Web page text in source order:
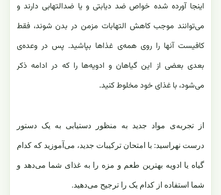
اینجا آورده شده خواص ضد دیابتی و یا ضدالتهابی دارند و
می‌توانند موجب کاهش التهابات مزمن در بدن شوند، فقط
کافیست آنها را روی همه‌ی غذاها بپاشید. پس در وعده‌ی
بعدی بعضی از این گیاهان و ادویه‌ها را که در ادامه ذکر
می‌شود، با غذای خود مخلوط کنید.
از تجربه‌‌ی مواد جدید به منظور دستیابی به یک دستور
درست نهراسید: با امتحان ترکیبات جدید، می‌آموزید که کدام
گیاه یا ادویه بهترین طعم و مزه را به غذای شما می‌دهد و
شما استفاده از کدام یک را ترجیح می‌دهید.